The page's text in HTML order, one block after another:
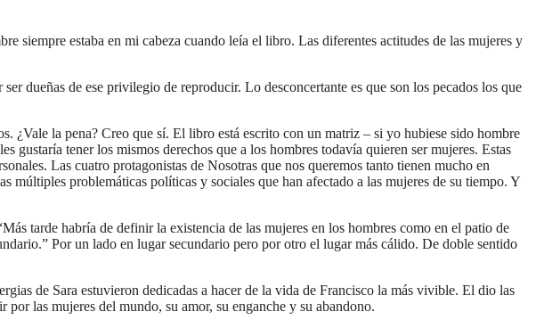
siempre estaba en mi cabeza cuando leía el libro. Las diferentes actitudes de las mujeres y
dueñas de ese privilegio de reproducir. Lo desconcertante es que son los pecados los que
¿Vale la pena? Creo que sí. El libro está escrito con un matriz – si yo hubiese sido hombre
gustaría tener los mismos derechos que a los hombres todavía quieren ser mujeres. Estas
Las cuatro protagonistas de Nosotras que nos queremos tanto tienen mucho en
múltiples problemáticas políticas y sociales que han afectado a las mujeres de su tiempo. Y
tarde habría de definir la existencia de las mujeres en los hombres como en el patio de
Por un lado en lugar secundario pero por otro el lugar más cálido. De doble sentido
de Sara estuvieron dedicadas a hacer de la vida de Francisco la más vivible. El dio las
las mujeres del mundo, su amor, su enganche y su abandono.